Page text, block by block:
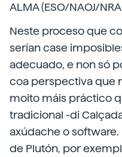
ALMA (ESO/NAOJ/
Neste proceso que
serían case
adecuado, e non só
coa perspectiva que
moito máis práctico
tradicional -di
axúdache o
de Plutón, por